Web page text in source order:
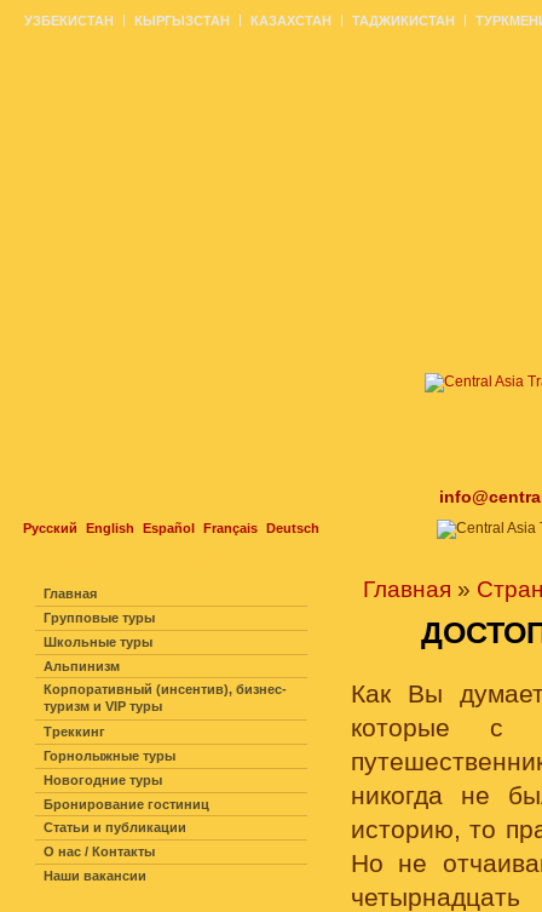
Русский English Español Français Deutsch
УЗБЕКИСТАН КЫРГЫЗСТАН КАЗАХСТАН ТАДЖИКИСТАН
Главная »
Как Вы
которые с
никогда не
историю, то
Но не
Главная
Групповые туры
Школьные туры
Альпинизм
Корпоративный (инсентив), бизнес-
туризм и VIP туры
Треккинг
Горнолыжные туры
Новогодние туры
Бронирование гостиниц
Статьи и публикации
О нас / Контакты
Наши вакансии